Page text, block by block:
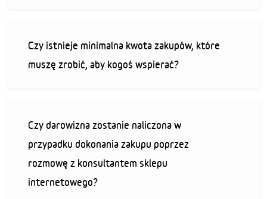
Czy istnieje minimalna kwota zakupów, które
muszę zrobić, aby kogoś wspierać?
Czy darowizna zostanie naliczona w
przypadku dokonania zakupu poprzez
rozmowę z konsultantem sklepu
internetowego?